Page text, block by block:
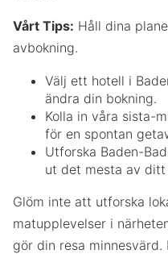
Vårt Tips: Håll dina
avbokning.
Välj ett hotell i
ändra din bokning.
Kolla in våra sista-
för en spontan
Utforska Baden-
ut det mesta av ditt
Glöm inte att utforska
matupplevelser i
gör din resa